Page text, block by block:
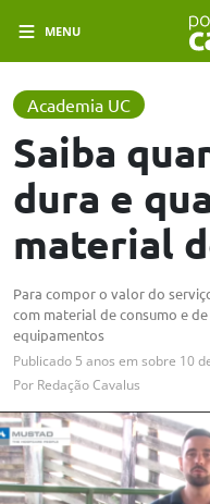
MENU
Academia UC
Saiba
dura e
material
Para compor o valor do
com material de consumo e
equipamentos
Publicado 5 anos em sobre 10
Por Redação Cavalus